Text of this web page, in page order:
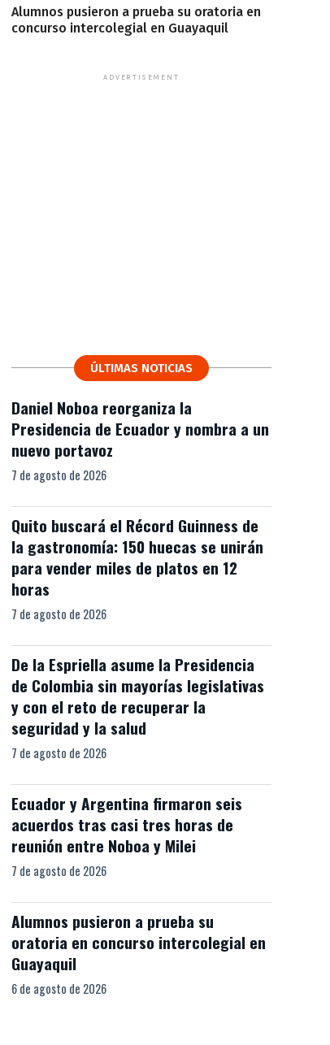
Alumnos pusieron a prueba su oratoria en
concurso intercolegial en Guayaquil
ADVERTISEMENT
ÚLTIMAS NOTICIAS
Daniel Noboa reorganiza la
Presidencia de Ecuador y nombra a un
nuevo portavoz
7 de agosto de 2026
Quito buscará el Récord Guinness de
la gastronomía: 150 huecas se unirán
para vender miles de platos en 12
horas
7 de agosto de 2026
De la Espriella asume la Presidencia
de Colombia sin mayorías legislativas
y con el reto de recuperar la
seguridad y la salud
7 de agosto de 2026
Ecuador y Argentina firmaron seis
acuerdos tras casi tres horas de
reunión entre Noboa y Milei
7 de agosto de 2026
Alumnos pusieron a prueba su
oratoria en concurso intercolegial en
Guayaquil
6 de agosto de 2026